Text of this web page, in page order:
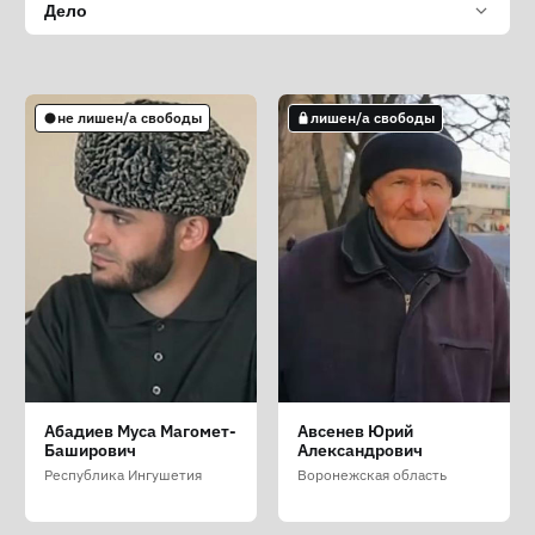
Дело
не лишен/а свободы
Абадиев Муса Магомет-
Баширович
Республика Ингушетия
лишен/а свободы
Авсенев Юрий
Александрович
Воронежская область